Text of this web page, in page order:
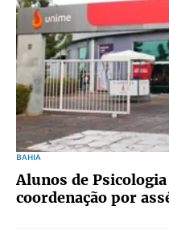
BAHIA
Alunos de
coordenação por